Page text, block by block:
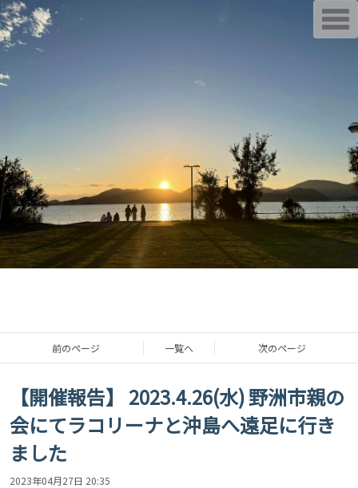
前のページ 一覧へ 次のページ
【開催報告】 2023.4.26(水) 野洲市親の
会にてラコリーナと沖島へ遠足に行き
ました
2023年04月27日 20:35
T
o
g
o